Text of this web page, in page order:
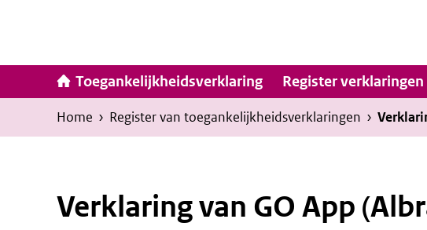
inhoud
Toegankelijkheidsverklaring Hoofdnavigatie
Register verklaringen
Kruimelpad
U
bevindt
Home › Register van toegankelijkheids­verklaringen ›
Verklaring van GO App